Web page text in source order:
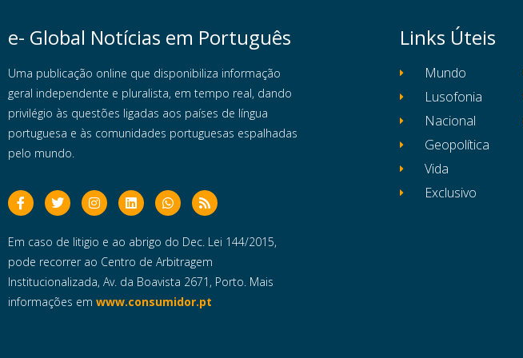
e- Global Notícias em Português
Uma publicação online que disponibiliza informação
geral independente e pluralista, em tempo real, dando
privilégio às questões ligadas aos países de língua
portuguesa e às comunidades portuguesas espalhadas
pelo mundo.
Em caso de litigio e ao abrigo do Dec. Lei 144/2015,
pode recorrer ao Centro de Arbitragem
Institucionalizada, Av. da Boavista 2671, Porto. Mais
informações em www.consumidor.pt
Links Úteis
Mundo
Lusofonia
Nacional
Geopolítica
Vida
Exclusivo